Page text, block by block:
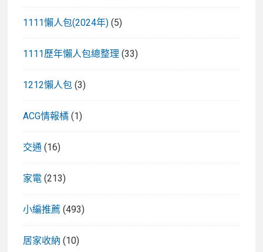
1111懶人包(2024年) (5)
1111歷年懶人包總整理 (33)
1212懶人包 (3)
ACG情報橘 (1)
交通 (16)
家電 (213)
小編推薦 (493)
居家收納 (10)